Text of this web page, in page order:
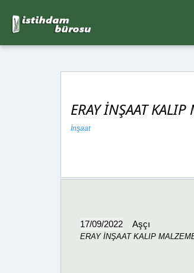
ERAY İNŞAAT KALIP
İnşaat
17/09/2022 Aşçı
ERAY İNŞAAT KALIP